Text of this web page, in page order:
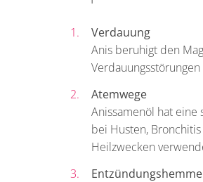
Verdauung
Anis beruhigt den
Atemwege
Anissamenöl hat
bei Husten,
Heilzwecken